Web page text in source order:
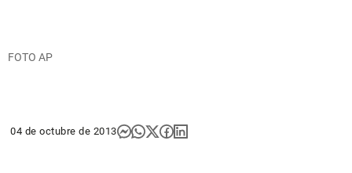
FOTO AP
04 de octubre de 2013